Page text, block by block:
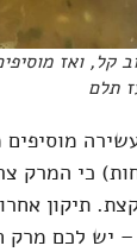
קל, ואז
תלם
מוסיפים
2 כוס לפחות) כי
תיקון
– יש לכם מרק